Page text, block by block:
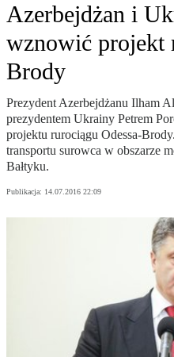
Azerbejdżan i
wznowić projekt
Brody
Prezydent Azerbejdżanu Ilham
prezydentem Ukrainy Petrem
projektu rurociągu Odessa-
transportu surowca w obszarze
Bałtyku.
Publikacja: 14.07.2016 22:09